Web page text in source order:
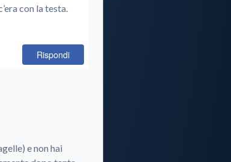
con la testa.
Rispondi
e non hai